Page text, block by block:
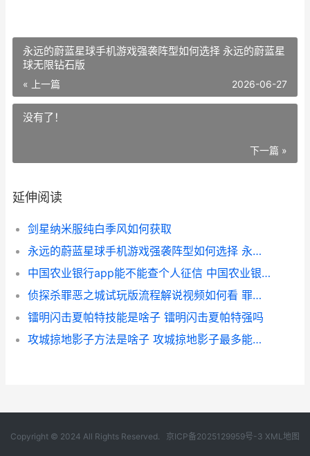
永远的蔚蓝星球手机游戏强袭阵型如何选择 永远的蔚蓝星
球无限钻石版
« 上一篇 2026-06-27
没有了！
下一篇 »
延伸阅读
剑星纳米服纯白季风如何获取
永远的蔚蓝星球手机游戏强袭阵型如何选择 永远的蔚蓝星球无限钻石版
中国农业银行app能不能查个人征信 中国农业银行app怎么截图
侦探杀罪恶之城试玩版流程解说视频如何看 罪恶之城 大开杀戒
镭明闪击夏帕特技能是啥子 镭明闪击夏帕特强吗
攻城掠地影子方法是啥子 攻城掠地影子最多能存多少
Copyright © 2024 All Rights Reserved. 京ICP备2025129959号-3 XML地图